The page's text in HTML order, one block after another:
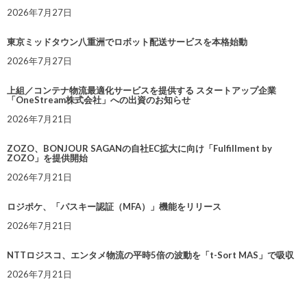
2026年7月27日
東京ミッドタウン八重洲でロボット配送サービスを本格始動
2026年7月27日
上組／コンテナ物流最適化サービスを提供する スタートアップ企業
「OneStream株式会社」への出資のお知らせ
2026年7月21日
ZOZO、BONJOUR SAGANの自社EC拡大に向け「Fulfillment by
ZOZO」を提供開始
2026年7月21日
ロジポケ、「パスキー認証（MFA）」機能をリリース
2026年7月21日
NTTロジスコ、エンタメ物流の平時5倍の波動を「t-Sort MAS」で吸収
2026年7月21日